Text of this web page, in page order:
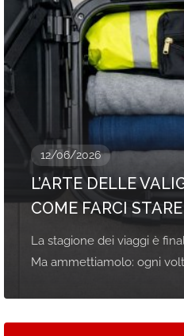
12/06/2026
L’ARTE DELLE
COME FARCI
La stagione dei viaggi è
Ma ammettiamolo: ogni